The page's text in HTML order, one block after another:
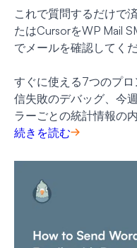
これで質問するだけで
たはCursorをWP Mail
でメールを確認してくだ
すぐに使える7つのプ
信失敗のデバッグ、今
ラーごとの統計情報の内
続きを読む